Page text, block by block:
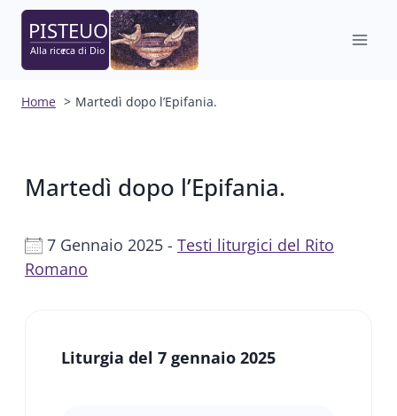
Salta
contenuto
Home Martedì dopo l’Epifania.
Martedì dopo l’Epifania.
7 Gennaio 2025 - Testi liturgici del Rito
Romano
Liturgia del 7 gennaio 2025